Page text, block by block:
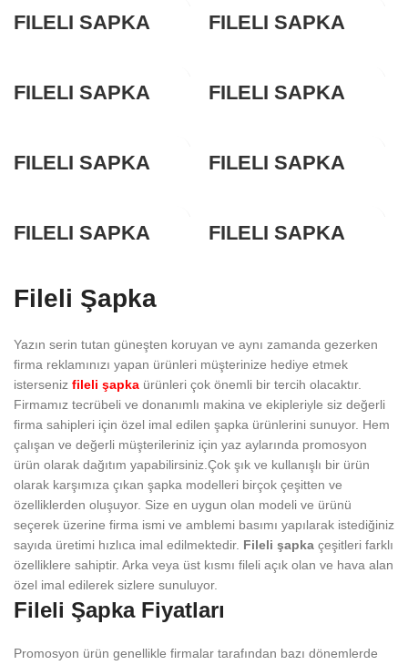
FİLELİ ŞAPKA
HT102-A
FİLELİ ŞAPKA
HT102-A
FİLELİ ŞAPKA
HT102-A
FİLELİ ŞAPKA
HT102-A
FİLELİ ŞAPKA
HT102-A
FİLELİ ŞAPKA
HT102-A
FİLELİ ŞAPKA
HT102-A
FİLELİ ŞAPKA
HT102-A
Fileli Şapka
Yazın serin tutan güneşten koruyan ve aynı zamanda gezerken
firma reklamınızı yapan ürünleri müşterinize hediye etmek
isterseniz fileli şapka ürünleri çok önemli bir tercih olacaktır.
Firmamız tecrübeli ve donanımlı makina ve ekipleriyle siz değerli
firma sahipleri için özel imal edilen şapka ürünlerini sunuyor. Hem
çalışan ve değerli müşterileriniz için yaz aylarında promosyon
ürün olarak dağıtım yapabilirsiniz.Çok şık ve kullanışlı bir ürün
olarak karşımıza çıkan şapka modelleri birçok çeşitten ve
özelliklerden oluşuyor. Size en uygun olan modeli ve ürünü
seçerek üzerine firma ismi ve amblemi basımı yapılarak istediğiniz
sayıda üretimi hızlıca imal edilmektedir. Fileli şapka çeşitleri farklı
özelliklere sahiptir. Arka veya üst kısmı fileli açık olan ve hava alan
özel imal edilerek sizlere sunuluyor.
Fileli Şapka Fiyatları
Promosyon ürün genellikle firmalar tarafından bazı dönemlerde